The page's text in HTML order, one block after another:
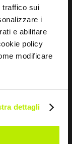
traffico sui
i
e abilitare
policy
modificare
dettagli